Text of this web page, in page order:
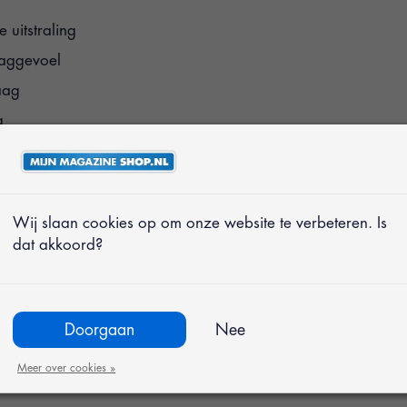
uitstraling
comfort
een bootschoen
geeft de
is met
is deze
of een ontspannen
Wij slaan cookies op om onze website te verbeteren. Is
dat akkoord?
Doorgaan Nee
Meer over cookies »